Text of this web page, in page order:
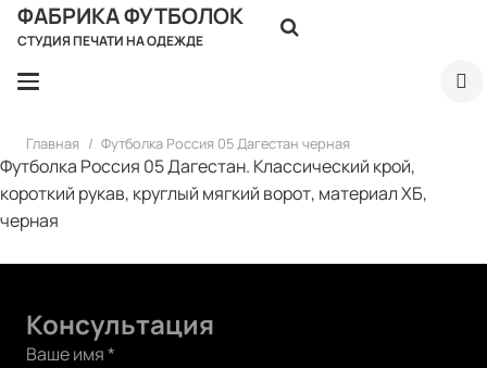
ФАБРИКА ФУТБОЛОК
СТУДИЯ ПЕЧАТИ НА ОДЕЖДЕ
Главная / Футболка Россия 05 Дагестан черная
Футболка Россия 05 Дагестан. Классический крой,
короткий рукав, круглый мягкий ворот, материал ХБ,
черная
Консультация
Ваше имя*